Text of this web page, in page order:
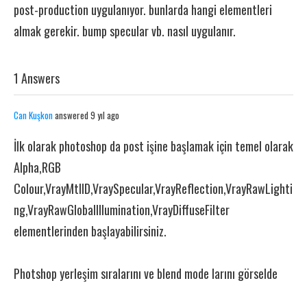
post-production uygulanıyor. bunlarda hangi elementleri
almak gerekir. bump specular vb. nasıl uygulanır.
1 Answers
Can Kuşkonanswered 9 yıl ago
İlk olarak photoshop da post işine başlamak için temel olarak
Alpha,RGB
Colour,VrayMtlID,VraySpecular,VrayReflection,VrayRawLighti
ng,VrayRawGlobalIllumination,VrayDiffuseFilter
elementlerinden başlayabilirsiniz.
Photshop yerleşim sıralarını ve blend mode larını görselde